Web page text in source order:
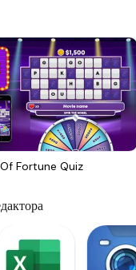
Fortune Quiz